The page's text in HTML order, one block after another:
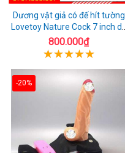
Dương vật giả có đế hít tường
Lovetoy Nature Cock 7 inch da
đen
800.000₫
-20%